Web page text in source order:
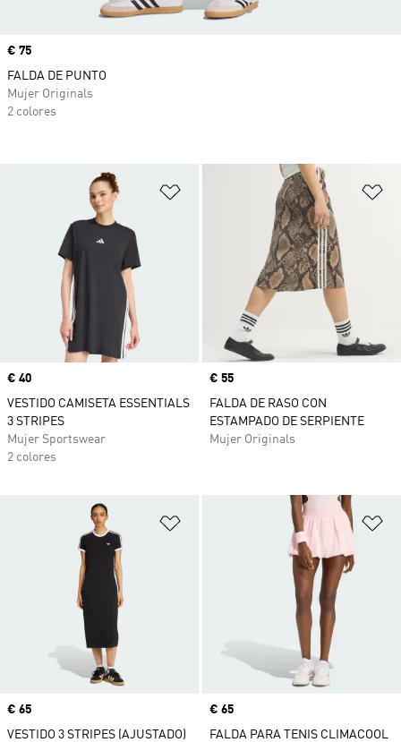
Añadir a la lista de deseos
Precio
€ 40
VESTIDO CAMISETA ESSENTIALS
3 STRIPES
Mujer Sportswear
2 colores
Precio
€ 55
FALDA DE RASO CON
ESTAMPADO DE SERPIENTE
Mujer Originals
Añadir a la lista de deseos
Precio
€ 65
VESTIDO 3 STRIPES (AJUSTADO)
Precio
€ 65
FALDA PARA TENIS CLIMACOOL
Precio
€ 75
FALDA DE PUNTO
Mujer Originals
2 colores